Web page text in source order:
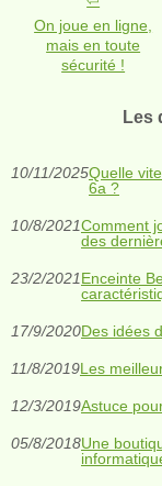
On joue en ligne,
mais en toute
sécurité !
Les
10/11/2025Quelle
6a ?
10/8/2021Comment
des
23/2/2021Enceinte
17/9/2020Des idées
11/8/2019Les
12/3/2019Astuce
05/8/2018Une